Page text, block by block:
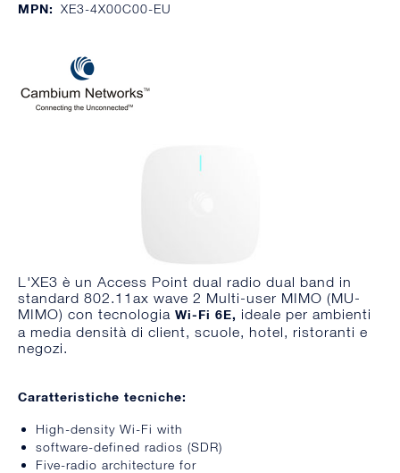
MPN: XE3-4X00C00-EU
L'XE3 è un Access Point dual radio dual band in
standard 802.11ax wave 2 Multi-user MIMO (MU-
MIMO) con tecnologia Wi-Fi 6E, ideale per ambienti
a media densità di client, scuole, hotel, ristoranti e
negozi.
Caratteristiche tecniche:
High-density Wi-Fi with
software-defined radios (SDR)
Five-radio architecture for